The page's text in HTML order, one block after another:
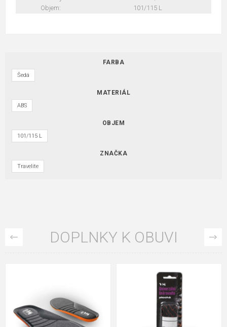
Objem:
101/115 L
FARBA
Šedá
MATERIÁL
ABS
OBJEM
101/115 L
ZNAČKA
Travelite
DOPLNKY K OBUVI